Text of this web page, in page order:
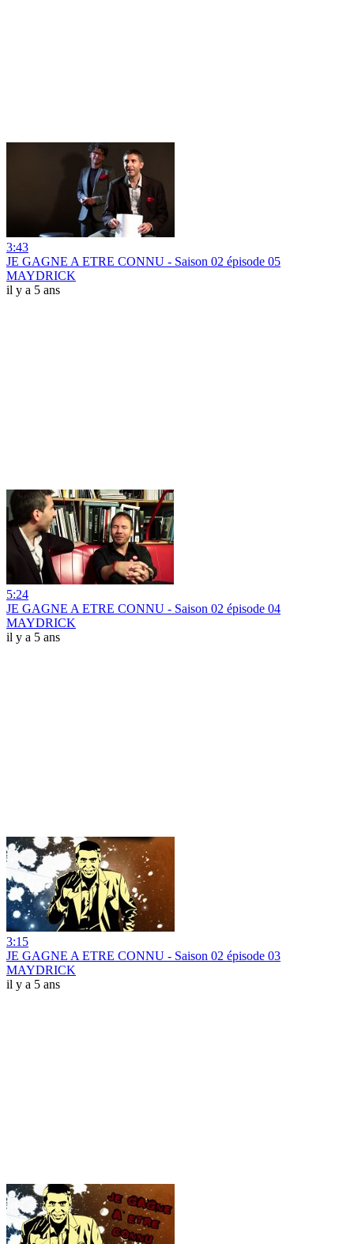
3:43
JE GAGNE A ETRE CONNU - Saison 02 épisode 05
MAYDRICK
il y a 5 ans
5:24
JE GAGNE A ETRE CONNU - Saison 02 épisode 04
MAYDRICK
il y a 5 ans
3:15
JE GAGNE A ETRE CONNU - Saison 02 épisode 03
MAYDRICK
il y a 5 ans